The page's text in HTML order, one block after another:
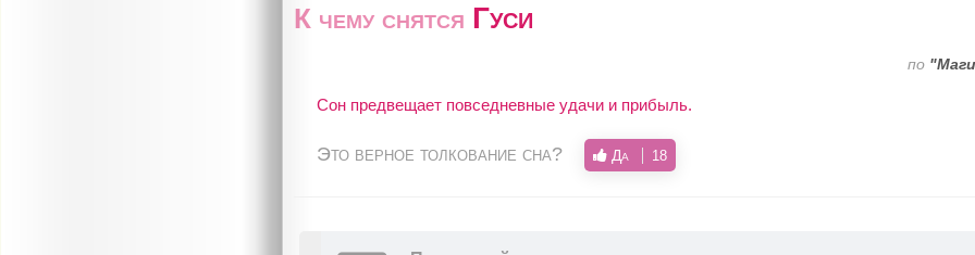
К чему снятся Гуси
по
Сон предвещает повседневные удачи и прибыль.
Это верное толкование сна? Да 18